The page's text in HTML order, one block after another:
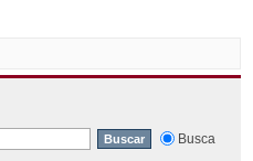
Busca